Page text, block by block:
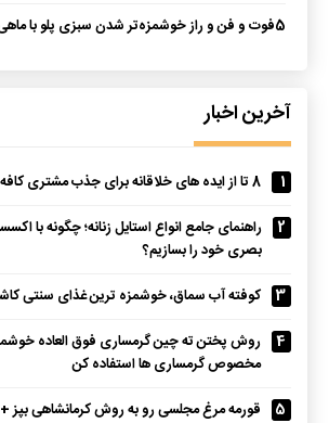
5فوت و فن و راز خوشمزه‌تر شدن سبزی پلو با
آخرین اخبار
1
8 تا از ایده های خلاقانه برای جذب مشتری کافه [کاربردی]
2
راهنمای جامع انواع استایل زنانه؛ چگونه با
بصری خود را بسازیم؟
3
کوفته آب سماق، خوشمزه ترین غذای سنتی
4
روش پختن ته چین گرمساری فوق العاده
مخصوص گرمساری ها استفاده کن
5
قورمه مرغ مجلسی رو به روش کرمانشاهی بپز